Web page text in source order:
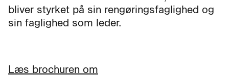
bliver styrket på sin rengøringsfaglighed og
sin faglighed som leder.
Læs brochuren om